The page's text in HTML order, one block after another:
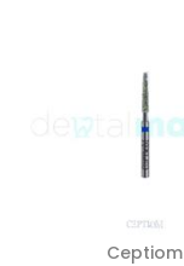
Ceptiom